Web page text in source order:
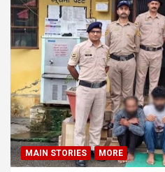
MAIN STORIES MORE